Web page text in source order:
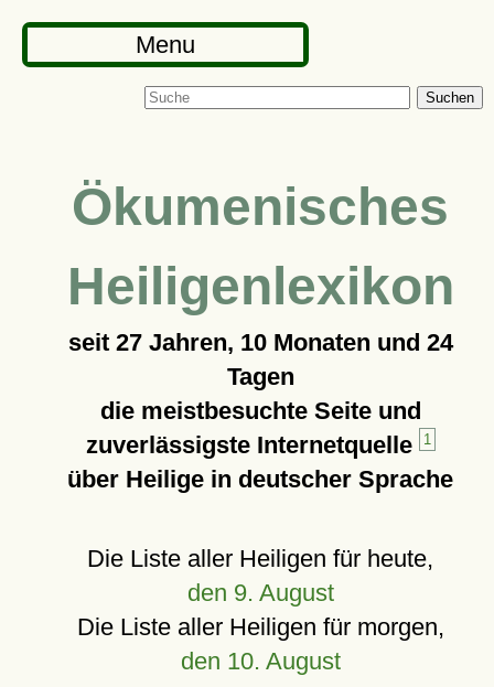
Menu
Suchen
Ökumenisches
Heiligenlexikon
seit 27 Jahren, 10 Monaten und 24
Tagen
die meistbesuchte Seite und
zuverlässigste Internetquelle
1
über Heilige in deutscher Sprache
Die Liste aller Heiligen für heute,
den 9. August
Die Liste aller Heiligen für morgen,
den 10. August